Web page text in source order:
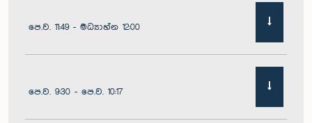
පෙ.ව. 11:49 - මධ්‍යාහ්න 12:00
පෙ.ව. 9:30 - පෙ.ව. 10:17